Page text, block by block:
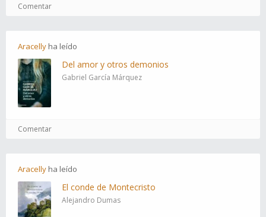
Comentar
Aracelly ha leído
Del amor y otros demonios
Gabriel García Márquez
Comentar
Aracelly ha leído
El conde de Montecristo
Alejandro Dumas